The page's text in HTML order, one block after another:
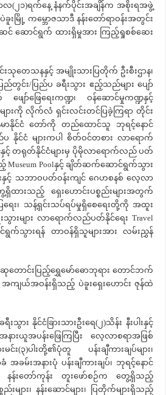
(၂၁)ရက်နေ့ နံနက်ပိုင်းအချိန်က အစိုးရအဖွဲ့
ခူးမြို့ ကမ္ဘောဇသာဒီ နန်းတော်ရာဝန်းအတွင်း
ဆင် ဆောင်ရွက် ထားရှိမှုအား ကြည့်ရှုစစ်ဆေး
တေသနနှင့် အမျိုးသားပြတိုက် ဦးစီးဌာန၊
ည်တွင်း/ပြည်ပ ခရီးသွား ဧည့်သည်များ ပျော်
ျော်ဖြေရေးကဏ္ဍ၊ ဝန်ဆောင်မှုကဏ္ဍနှင့်
ားကို လိုက်လံ ရှင်းလင်းတင်ပြခဲ့ကြရာ တိုင်း
မာနိုင်ငံ တော်ကို တည်ထောင်သူ ဘုရင့်နောင်
ပ နိုင်ငံ များကပါ စိတ်ဝင်တစား လာရောက်
င့် တရုတ်နိုင်ငံများမှ ပိုမိုလာရောက်လည် ပတ်
Poolနှင့် ချိတ်ဆက်ဆောင်ရွက်သွား
ားနှင့် သဘာဝပတ်ဝန်းကျင် ဂေဟစနစ် လေ့လာ
ထားသည့် ရှေးဟောင်းပစ္စည်းများအတွက်
ေရေး၊ သန့်ရှင်းသပ်ရပ်မှုရှိစေရေးတို့ကို အထူး
းများ လာရောက်လည်ပတ်နိုင်ရေး Travel
င်ရွက်သွားရန် တာဝန်ရှိသူများအား လမ်းညွှန်
ာင်းပြည့်ရွှေမော်ဓောဘုရား တောင်ဘက်
အကျယ်အဝန်းရှိသည့် ပဲခူးရှေးဟောင်း ဇုန်ထဲ
င်ငံခြားသားဦးရေ(၂)သိန်း နီးပါးနှင့်
းယူအပန်းဖြေကြပြီး လေ့လာစရာအဖြစ်
င်း(၃)ပါးတို့၏ပုံတူ ပန်းချီကားချပ်များ၊
ခမ်းအနားပုံ ပန်းချီကားချပ်၊ ဘုရင့်နောင်
၊ နန်းတော်ကုန်း တူးဖော်စဉ်က တွေ့ရှိသည့်
များ၊ နန်းဆောင်များ၊ ပြတိုက်များရှိသည့်